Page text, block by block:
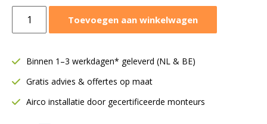
aantal
Toevoegen aan winkelwagen
Binnen 1–3 werkdagen* geleverd (NL & BE)
Gratis advies & offertes op maat
Airco installatie door gecertificeerde monteurs